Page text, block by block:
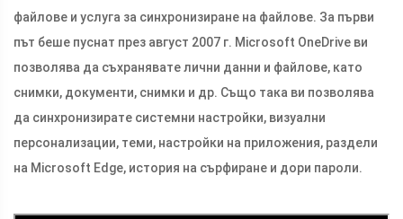
файлове и услуга за синхронизиране на файлове. За първи
път беше пуснат през август 2007 г. Microsoft OneDrive ви
позволява да съхранявате лични данни и файлове, като
снимки, документи, снимки и др. Също така ви позволява
да синхронизирате системни настройки, визуални
персонализации, теми, настройки на приложения, раздели
на Microsoft Edge, история на сърфиране и дори пароли.